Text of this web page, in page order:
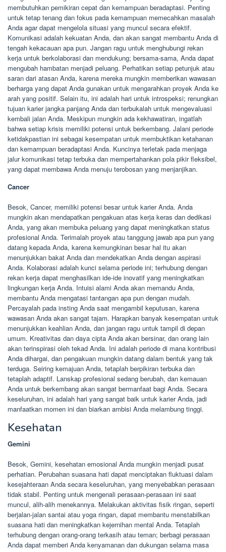
membutuhkan pemikiran cepat dan kemampuan beradaptasi. Penting
untuk tetap tenang dan fokus pada kemampuan memecahkan masalah
Anda agar dapat mengelola situasi yang muncul secara efektif.
Komunikasi adalah kekuatan Anda, dan akan sangat membantu Anda di
tengah kekacauan apa pun. Jangan ragu untuk menghubungi rekan
kerja untuk berkolaborasi dan mendukung; bersama-sama, Anda dapat
mengubah hambatan menjadi peluang. Perhatikan setiap petunjuk atau
saran dari atasan Anda, karena mereka mungkin memberikan wawasan
berharga yang dapat Anda gunakan untuk mengarahkan proyek Anda ke
arah yang positif. Selain itu, ini adalah hari untuk introspeksi; renungkan
tujuan karier jangka panjang Anda dan terbukalah untuk mengevaluasi
kembali jalan Anda. Meskipun mungkin ada kekhawatiran, ingatlah
bahwa setiap krisis memiliki potensi untuk berkembang. Jalani periode
ketidakpastian ini sebagai kesempatan untuk membuktikan ketahanan
dan kemampuan beradaptasi Anda. Kuncinya terletak pada menjaga
jalur komunikasi tetap terbuka dan mempertahankan pola pikir fleksibel,
yang dapat membawa Anda menuju terobosan yang menjanjikan.
Cancer
Besok, Cancer, memiliki potensi besar untuk karier Anda. Anda
mungkin akan mendapatkan pengakuan atas kerja keras dan dedikasi
Anda, yang akan membuka peluang yang dapat meningkatkan status
profesional Anda. Terimalah proyek atau tanggung jawab apa pun yang
datang kepada Anda, karena kemungkinan besar hal itu akan
menunjukkan bakat Anda dan mendekatkan Anda dengan aspirasi
Anda. Kolaborasi adalah kunci selama periode ini; terhubung dengan
rekan kerja dapat menghasilkan ide-ide inovatif yang meningkatkan
lingkungan kerja Anda. Intuisi alami Anda akan memandu Anda,
membantu Anda mengatasi tantangan apa pun dengan mudah.
Percayalah pada insting Anda saat mengambil keputusan, karena
wawasan Anda akan sangat tajam. Harapkan banyak kesempatan untuk
menunjukkan keahlian Anda, dan jangan ragu untuk tampil di depan
umum. Kreativitas dan daya cipta Anda akan bersinar, dan orang lain
akan terinspirasi oleh tekad Anda. Ini adalah periode di mana kontribusi
Anda dihargai, dan pengakuan mungkin datang dalam bentuk yang tak
terduga. Seiring kemajuan Anda, tetaplah berpikiran terbuka dan
tetaplah adaptif. Lanskap profesional sedang berubah, dan kemauan
Anda untuk berkembang akan sangat bermanfaat bagi Anda. Secara
keseluruhan, ini adalah hari yang sangat baik untuk karier Anda, jadi
manfaatkan momen ini dan biarkan ambisi Anda melambung tinggi.
Kesehatan
Gemini
Besok, Gemini, kesehatan emosional Anda mungkin menjadi pusat
perhatian. Perubahan suasana hati dapat menciptakan fluktuasi dalam
kesejahteraan Anda secara keseluruhan, yang menyebabkan perasaan
tidak stabil. Penting untuk mengenali perasaan-perasaan ini saat
muncul, alih-alih menekannya. Melakukan aktivitas fisik ringan, seperti
berjalan-jalan santai atau yoga ringan, dapat membantu menstabilkan
suasana hati dan meningkatkan kejernihan mental Anda. Tetaplah
terhubung dengan orang-orang terkasih atau teman; berbagi perasaan
Anda dapat memberi Anda kenyamanan dan dukungan selama masa